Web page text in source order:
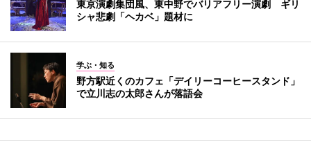
東京演劇集団風、東中野でバリアフリー演劇 ギリ
シャ悲劇「ヘカベ」題材に
学ぶ・知る
野方駅近くのカフェ「デイリーコーヒースタンド」
で立川志の太郎さんが落語会